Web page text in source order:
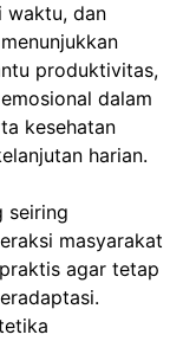
waktu, dan
produktivitas,
dalam
kesehatan
harian.
seiring
masyarakat
agar tetap